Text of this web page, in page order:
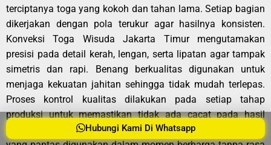
Hubungi Kami Di Whatsapp
terciptanya toga yang kokoh dan tahan lama. Setiap bagian
dikerjakan dengan pola terukur agar hasilnya konsisten.
Konveksi Toga Wisuda Jakarta Timur mengutamakan
presisi pada detail kerah, lengan, serta lipatan agar tampak
simetris dan rapi. Benang berkualitas digunakan untuk
menjaga kekuatan jahitan sehingga tidak mudah terlepas.
Proses kontrol kualitas dilakukan pada setiap tahap
produksi untuk memastikan tidak ada cacat pada hasil
akhir. Standar kerja yang disiplin ini menghasilkan produk